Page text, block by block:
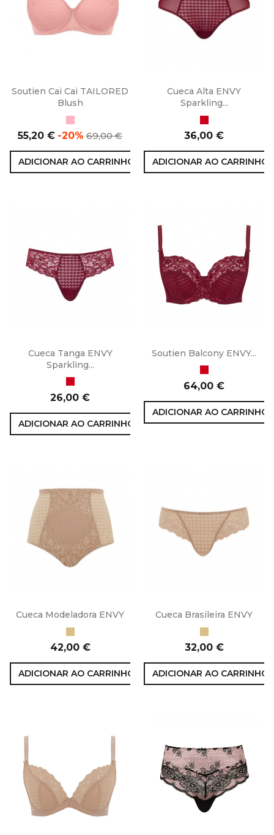
Soutien Cai Cai TAILORED
Blush
Preço
55,20 € -20% Preço
69,00 €
ADICIONAR AO CARRINHO
Cueca Alta ENVY
Sparkling...
Preço
36,00 €
ADICIONAR AO CARRINHO
Cueca Tanga ENVY
Sparkling...
Preço
26,00 €
ADICIONAR AO CARRINHO
Soutien Balcony ENVY...
Preço
64,00 €
ADICIONAR AO CARRINHO
Cueca Modeladora ENVY
Preço
42,00 €
ADICIONAR AO CARRINHO
Cueca Brasileira ENVY
Preço
32,00 €
ADICIONAR AO CARRINHO